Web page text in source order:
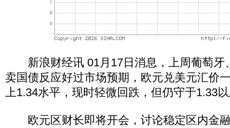
新浪财经讯 01月17日消息，上周葡萄牙
卖国债反应好过市场预期，欧元兑美元汇价
上1.34水平，现时轻微回跌，但仍守于1.33
欧元区财长即将开会，讨论稳定区内金